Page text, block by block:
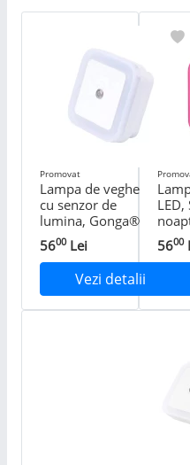
Promovat
Lampa de veghe
cu senzor de
lumina, Gonga®
Alb
5600Lei
Vezi detalii
LED,
Rosu
5600